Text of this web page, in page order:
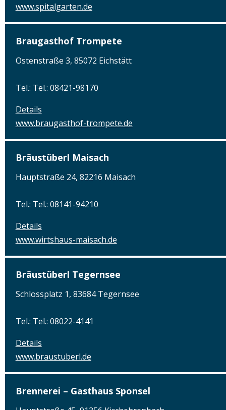
www.spitalgarten.de
Braugasthof Trompete
Ostenstraße 3, 85072 Eichstätt
Tel.: Tel.: 08421-98170
Details
www.braugasthof-trompete.de
Bräustüberl Maisach
Hauptstraße 24, 82216 Maisach
Tel.: Tel.: 08141-94210
Details
www.wirtshaus-maisach.de
Bräustüberl Tegernsee
Schlossplatz 1, 83684 Tegernsee
Tel.: Tel.: 08022-4141
Details
www.braustuberl.de
Brennerei – Gasthaus Sponsel